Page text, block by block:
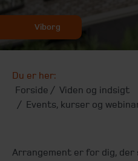
Viborg
Du er her:
Forside
Viden og indsigt
Events, kurser og
Arrangement er for dig, der